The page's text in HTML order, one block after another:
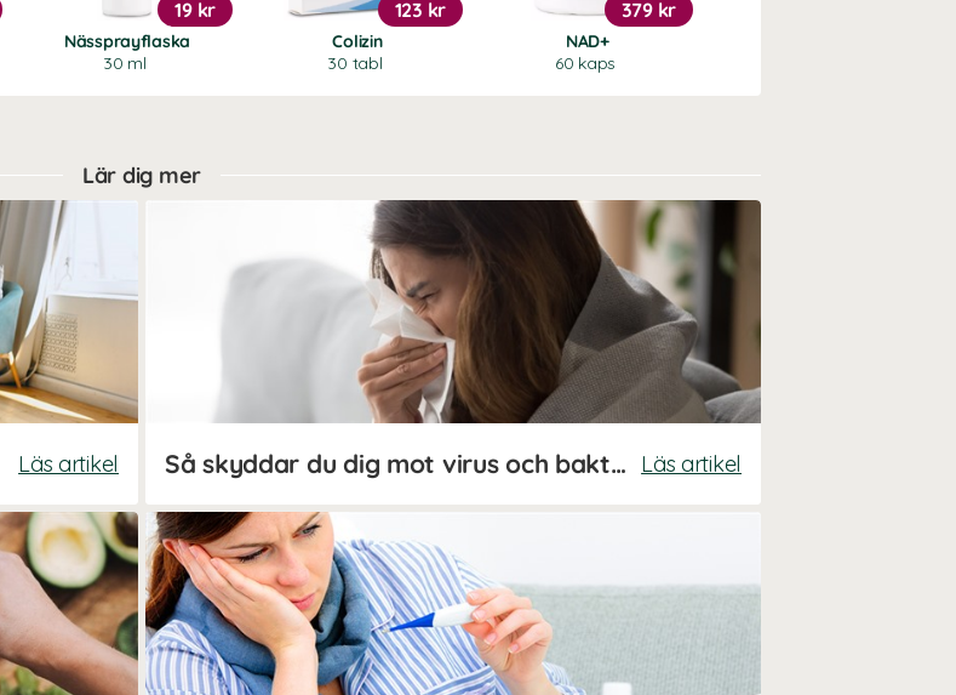
Nässprayflaska
30 ml
19 kr
Colizin
30 tabl
123 kr
NAD+
60 kaps
379 kr
Lär dig mer
Läs artikel Så skyddar du dig mot virus och bakterier Läs artikel